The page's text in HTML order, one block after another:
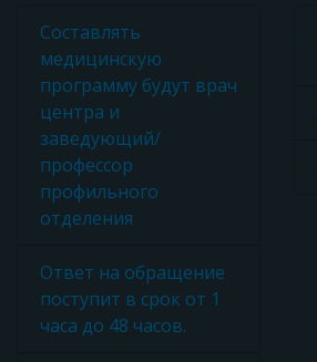
Составлять
медицинскую
программу будут врач
центра и
заведующий/
профессор
профильного
отделения
Ответ на обращение
поступит в срок от 1
часа до 48 часов.